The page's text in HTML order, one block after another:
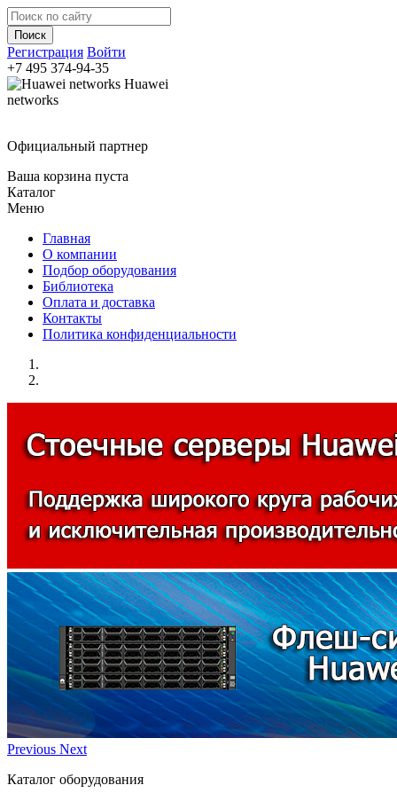
Регистрация Войти
+7 495 374-94-35
Huawei
networks
Официальный партнер
Ваша корзина пуста
Каталог
Меню
Главная
О компании
Подбор оборудования
Библиотека
Оплата и доставка
Контакты
Политика конфиденциальности
Previous Next
Каталог оборудования